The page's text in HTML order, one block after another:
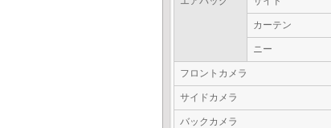
カーテン
ニー
フロントカメラ
サイドカメラ
バックカメラ